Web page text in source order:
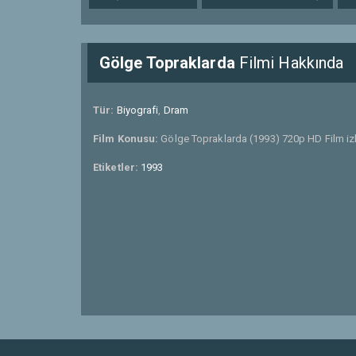
Gölge Topraklarda Filmi Hakkında
Tür: Biyografi, Dram
Film Konusu: Gölge Topraklarda (1993) 720p HD Film
Etiketler: 1993